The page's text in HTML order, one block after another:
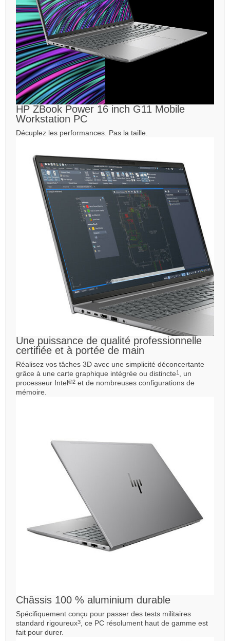
HP ZBook Power 16 inch G11 Mobile
Workstation PC
Décuplez les performances. Pas la taille.
Une puissance de qualité professionnelle
certifiée et à portée de main
Réalisez vos tâches 3D avec une simplicité déconcertante
grâce à une carte graphique intégrée ou distincte1
, un
processeur Intel®2 et de nombreuses configurations de
mémoire.
Châssis 100 % aluminium durable
Spécifiquement conçu pour passer des tests militaires
standard rigoureux3
, ce PC résolument haut de gamme est
fait pour durer.